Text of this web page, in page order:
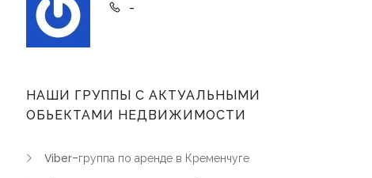
-
НАШИ ГРУППЫ С АКТУАЛЬНЫМИ
ОБЬЕКТАМИ НЕДВИЖИМОСТИ
Viber-группа по аренде в Кременчуге